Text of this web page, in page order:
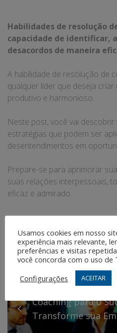
Habilidades de resolução
capacidade de identificar,
desacordos de maneira
A habilidade de resolução de
qualquer líder que deseja
produtivo e harmonioso.
Neste post, você vai
estratégias que podem ser
desentendimentos em
Prepare-se para aprimorar
suas relações interpessoais,
eficaz e admirado.
Coaching para o
Transforme sua
Usamos cookies em nosso
experiência mais relevante,
preferências e visitas
você concorda com o uso de
Configurações
ACEITAR